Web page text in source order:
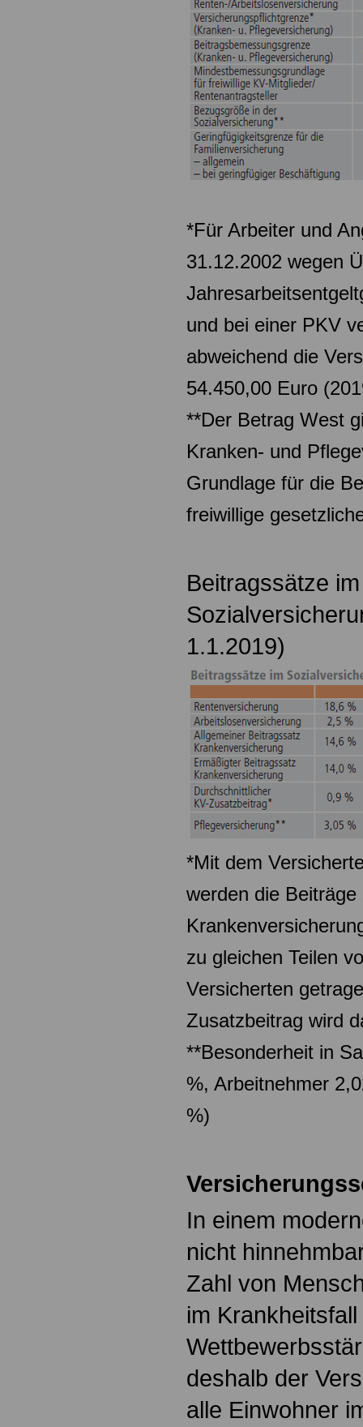
*Für Arbeiter und
31.12.2002 wegen
und bei einer PKV
abweichend die
54.450,00 Euro
**Der Betrag West
Kranken- und
Grundlage für die
freiwillige
Beitragssätze im
1.1.2019)
*Mit dem
werden die
zu gleichen Teilen
Versicherten
Zusatzbeitrag wird
**Besonderheit in
%, Arbeitnehmer
%)
In einem
nicht
Zahl von
im
deshalb der
alle Einwohner